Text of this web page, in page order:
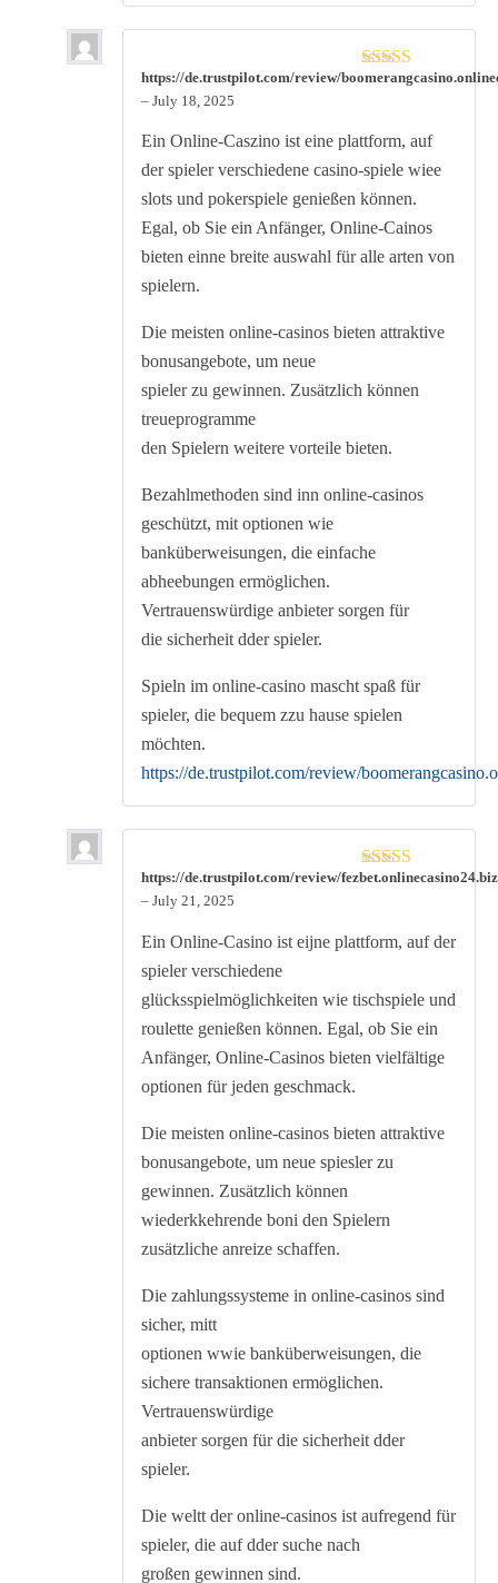
Rated4
https://de.trustpilot.com/review/
– July 18, 2025
Ein Online-Caszino ist eine plattform, auf
der spieler verschiedene casino-spiele wiee
slots und pokerspiele genießen können.
Egal, ob Sie ein Anfänger, Online-Cainos
bieten einne breite auswahl für alle arten von
spielern.
Die meisten online-casinos bieten attraktive
bonusangebote, um neue
spieler zu gewinnen. Zusätzlich können
treueprogramme
den Spielern weitere vorteile bieten.
Bezahlmethoden sind inn online-casinos
geschützt, mit optionen wie
banküberweisungen, die einfache
abheebungen ermöglichen.
Vertrauenswürdige anbieter sorgen für
die sicherheit dder spieler.
Spieln im online-casino mascht spaß für
spieler, die bequem zzu hause spielen
möchten.
https://de.trustpilot.com/review/
Rated5out
https://de.trustpilot.com/review/fezbet.onlinecasino24.biz
– July 21, 2025
Ein Online-Casino ist eijne plattform, auf der
spieler verschiedene
glücksspielmöglichkeiten wie tischspiele und
roulette genießen können. Egal, ob Sie ein
Anfänger, Online-Casinos bieten vielfältige
optionen für jeden geschmack.
Die meisten online-casinos bieten attraktive
bonusangebote, um neue spiesler zu
gewinnen. Zusätzlich können
wiederkkehrende boni den Spielern
zusätzliche anreize schaffen.
Die zahlungssysteme in online-casinos sind
sicher, mitt
optionen wwie banküberweisungen, die
sichere transaktionen ermöglichen.
Vertrauenswürdige
anbieter sorgen für die sicherheit dder
spieler.
Die weltt der online-casinos ist aufregend für
spieler, die auf dder suche nach
großen gewinnen sind.